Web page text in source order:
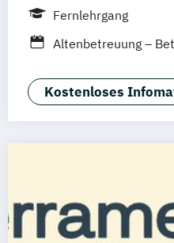
Fernlehrgang
Altenbetreuung –
Astrologische
Ayurveda-
(IHK)
Kostenloses